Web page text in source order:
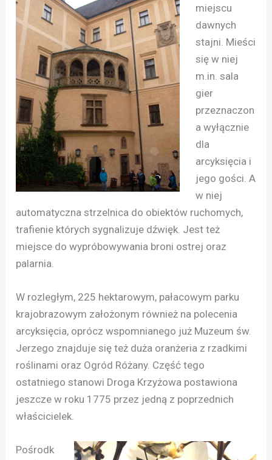
miejscu
dawnych
stajni. Mieści
się w niej
m.in. sala
gier
przeznaczon
a wyłącznie
dla
arcyksięcia i
jego gości. A
w niej
automatyczna strzelnica do obiektów ruchomych,
trafienie których sygnalizuje dźwięk. Jest też
miejsce do wypróbowywania broni ostrej oraz
palarnia.
W rozległym, 225 hektarowym, pałacowym parku
krajobrazowym założonym również na polecenia
arcyksięcia, oprócz wspomnianego już Muzeum św.
Jerzego znajduje się też duża oranżeria z rzadkimi
roślinami oraz Ogród Różany. Część tego
ostatniego stanowi Droga Krzyżowa postawiona
jeszcze w roku 1775 przez jedną z poprzednich
właścicielek.
Pośrodk